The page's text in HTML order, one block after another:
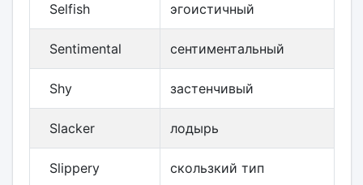
Selfish эгоистичный
Sentimental сентиментальный
Shy застенчивый
Slacker лодырь
Slippery скользкий тип